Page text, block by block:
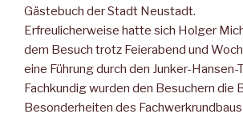
Gästebuch der Stadt Neustadt.
Erfreulicherweise hatte sich Holger
dem Besuch trotz Feierabend und
eine Führung durch den Junker-Hansen-
Fachkundig wurden den Besuchern die
Besonderheiten des